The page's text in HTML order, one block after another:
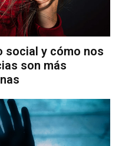
social y cómo nos
son más